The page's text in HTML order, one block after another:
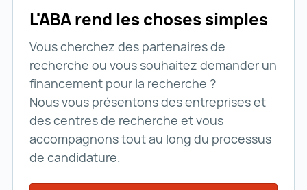
L'ABA rend les choses simples
Vous cherchez des partenaires de
recherche ou vous souhaitez demander un
financement pour la recherche ?
Nous vous présentons des entreprises et
des centres de recherche et vous
accompagnons tout au long du processus
de candidature.